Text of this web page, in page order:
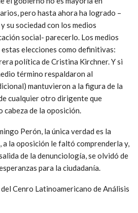
pero hasta ahora ha logrado –
su sociedad con los medios
social- parecerlo. Los medios
elecciones como definitivas:
política de Cristina Kirchner. Y si
término respaldaron al
mantuvieron a la figura de la
cualquier otro dirigente que
de la oposición.
Perón, la única verdad es la
a la oposición le faltó comprenderla y,
de la denunciología, se olvidó de
para la ciudadanía.
Cenro Latinoamericano de Análisis